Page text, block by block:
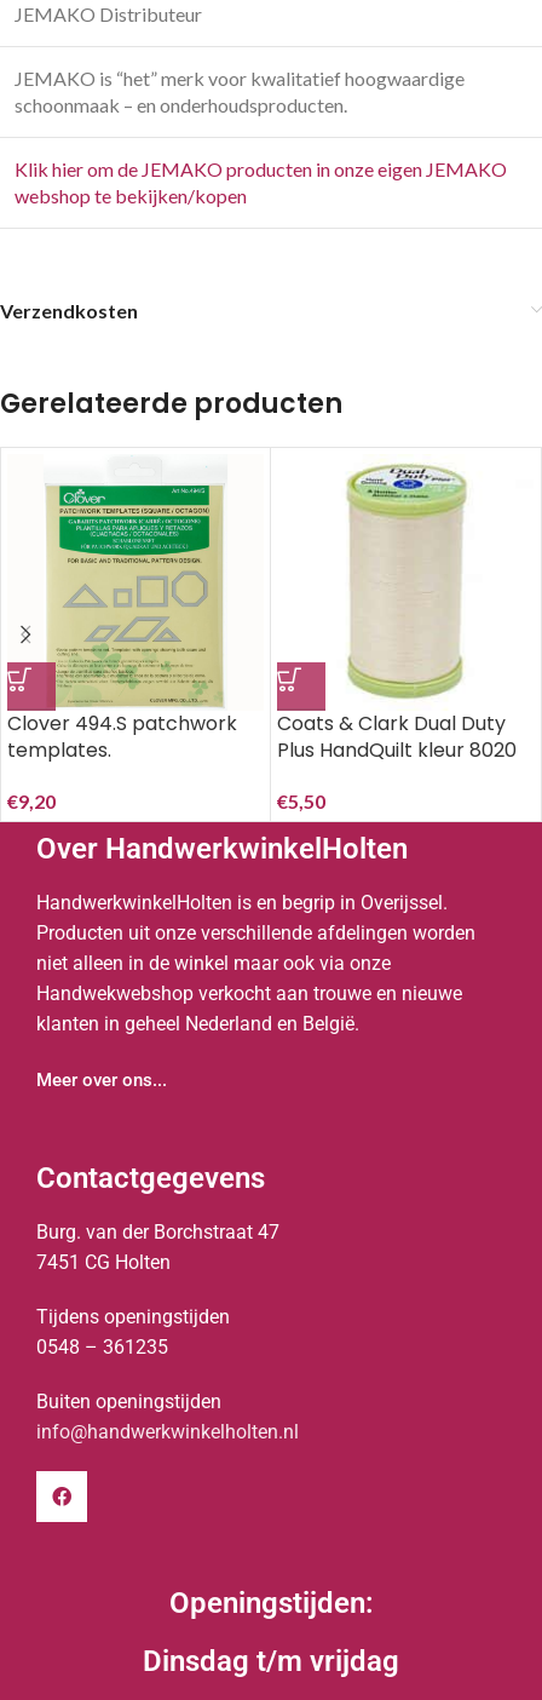
JEMAKO Distributeur
JEMAKO is “het” merk voor kwalitatief hoogwaardige
schoonmaak – en onderhoudsproducten.
Klik hier om de JEMAKO producten in onze eigen JEMAKO
webshop te bekijken/kopen
Verzendkosten
Gerelateerde producten
Clover 494.S patchwork
templates.
€9,20
Coats & Clark Dual Duty
Plus HandQuilt kleur 8020
€5,50
Over HandwerkwinkelHolten
HandwerkwinkelHolten is en begrip in Overijssel.
Producten uit onze verschillende afdelingen worden
niet alleen in de winkel maar ook via onze
Handwekwebshop verkocht aan trouwe en nieuwe
klanten in geheel Nederland en België.
Meer over ons...
Contactgegevens
Burg. van der Borchstraat 47
7451 CG Holten
Tijdens openingstijden
0548 – 361235
Buiten openingstijden
info@handwerkwinkelholten.nl
Openingstijden:
Dinsdag t/m vrijdag